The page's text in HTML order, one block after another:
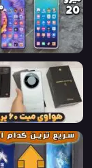
# هوآوی میت 30 Pro
4.6 هزار بازدید
7 سال پیش